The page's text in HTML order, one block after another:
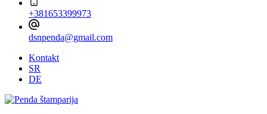
+381653399973
dsnpenda@gmail.com
Kontakt
SR
DE